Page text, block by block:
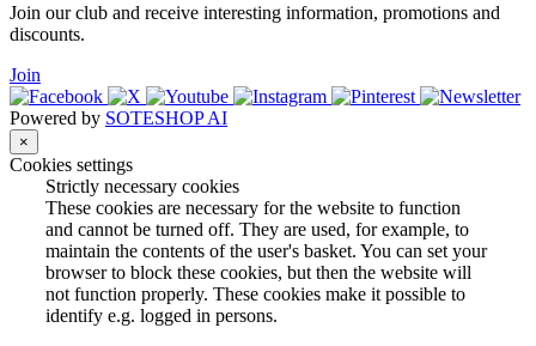
Join our club and receive interesting information, promotions and
discounts.
Join
Powered by SOTESHOP AI
×
Cookies settings
Strictly necessary cookies
These cookies are necessary for the website to function
and cannot be turned off. They are used, for example, to
maintain the contents of the user's basket. You can set your
browser to block these cookies, but then the website will
not function properly. These cookies make it possible to
identify e.g. logged in persons.